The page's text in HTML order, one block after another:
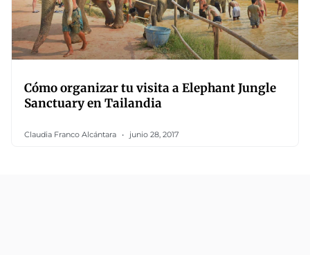
Cómo organizar tu visita a Elephant Jungle
Sanctuary en Tailandia
Claudia Franco Alcántara junio 28, 2017